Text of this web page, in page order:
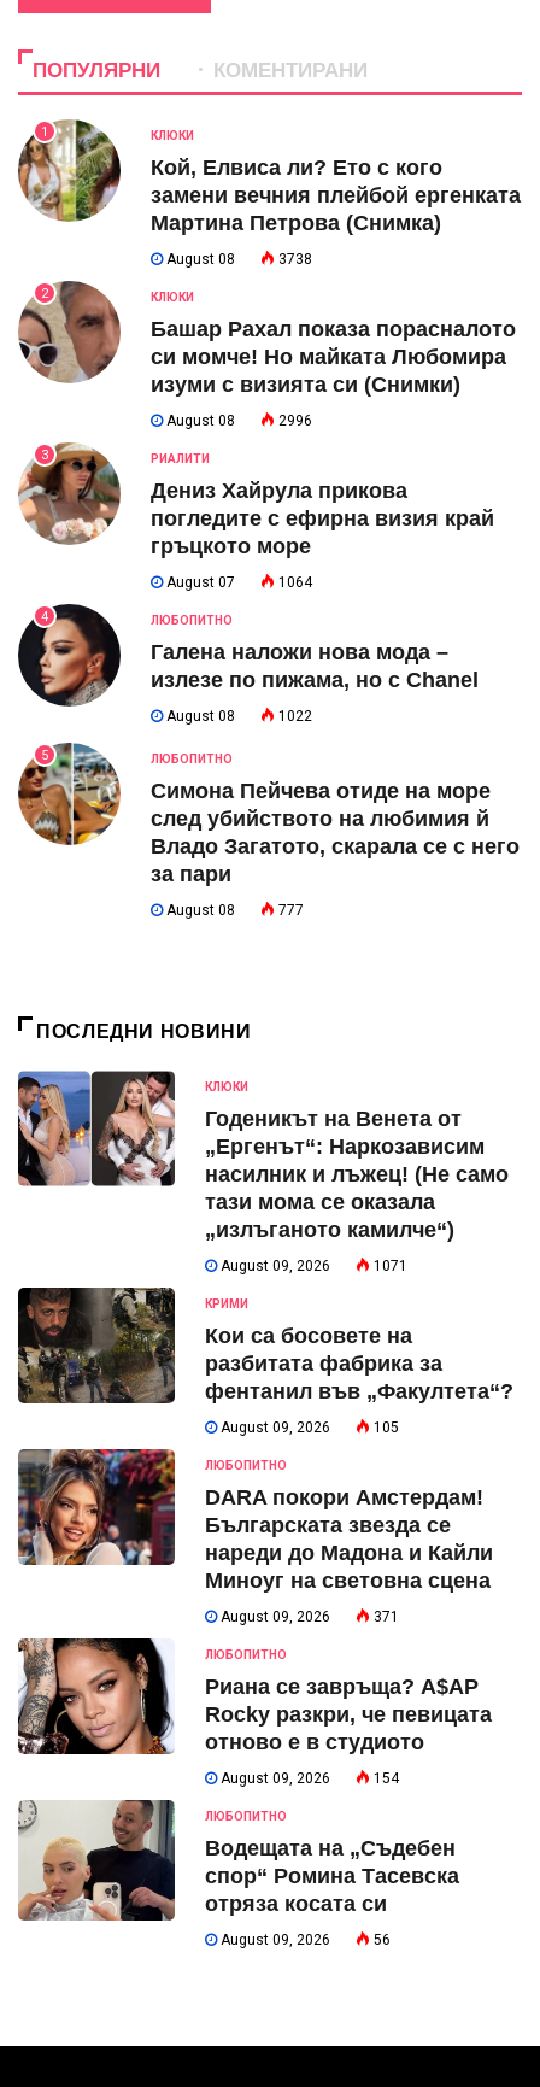
ПОПУЛЯРНИ КОМЕНТИРАНИ
1 КЛЮКИ
Кой, Елвиса ли? Ето с кого
замени вечния плейбой ергенката
Мартина Петрова (Снимка)
August 08 3738
2 КЛЮКИ
Башар Рахал показа порасналото
си момче! Но майката Любомира
изуми с визията си (Снимки)
August 08 2996
3 РИАЛИТИ
Дениз Хайрула прикова
погледите с ефирна визия край
гръцкото море
August 07 1064
4 ЛЮБОПИТНО
Галена наложи нова мода –
излезе по пижама, но с Chanel
August 08 1022
5 ЛЮБОПИТНО
Симона Пейчева отиде на море
след убийството на любимия й
Владо Загатото, скарала се с него
за пари
August 08 777
ПОСЛЕДНИ НОВИНИ
КЛЮКИ
Годеникът на Венета от
„Ергенът“: Наркозависим
насилник и лъжец! (Не само
тази мома се оказала
„излъганото камилче“)
August 09, 2026 1071
КРИМИ
Кои са босовете на
разбитата фабрика за
фентанил във „Факултета“?
August 09, 2026 105
ЛЮБОПИТНО
DARA покори Амстердам!
Българската звезда се
нареди до Мадона и Кайли
Миноуг на световна сцена
August 09, 2026 371
ЛЮБОПИТНО
Риана се завръща? A$AP
Rocky разкри, че певицата
отново е в студиото
August 09, 2026 154
ЛЮБОПИТНО
Водещата на „Съдебен
спор“ Ромина Тасевска
отряза косата си
August 09, 2026 56